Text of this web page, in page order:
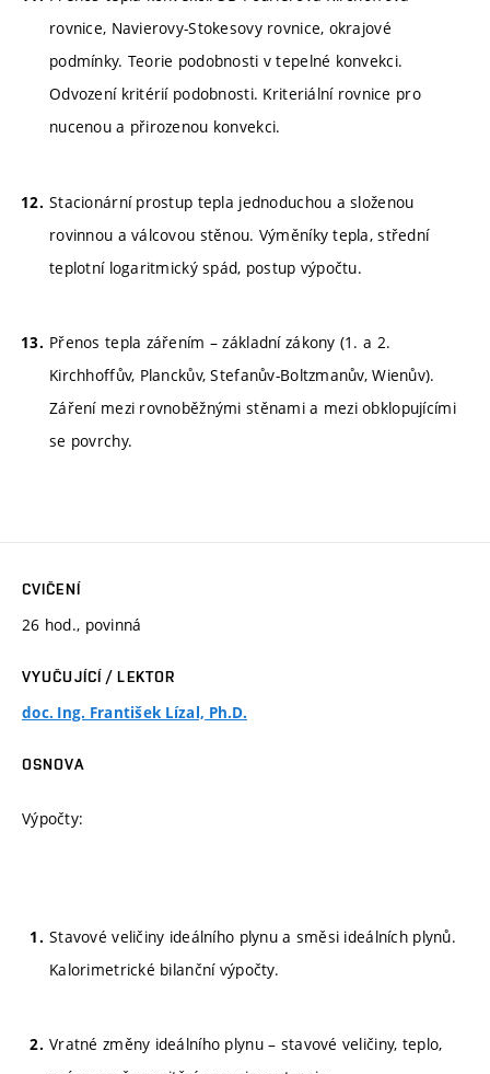
rovnice, Navierovy-Stokesovy rovnice, okrajové
podmínky. Teorie podobnosti v tepelné konvekci.
Odvození kritérií podobnosti. Kriteriální rovnice pro
nucenou a přirozenou konvekci.
Stacionární prostup tepla jednoduchou a složenou
rovinnou a válcovou stěnou. Výměníky tepla, střední
teplotní logaritmický spád, postup výpočtu.
Přenos tepla zářením – základní zákony (1. a 2.
Kirchhoffův, Planckův, Stefanův-Boltzmanův, Wienův).
Záření mezi rovnoběžnými stěnami a mezi obklopujícími
se povrchy.
CVIČENÍ
26 hod., povinná
VYUČUJÍCÍ / LEKTOR
doc. Ing. František Lízal, Ph.D.
OSNOVA
Výpočty:
Stavové veličiny ideálního plynu a směsi ideálních plynů.
Kalorimetrické bilanční výpočty.
Vratné změny ideálního plynu – stavové veličiny, teplo,